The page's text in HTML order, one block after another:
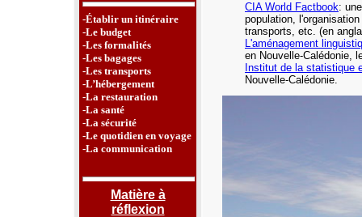
-Établir un itinéraire
-Le budget
-Les formalités
-Les bagages
-Les transports
-L’hébergement
-La restauration
-La santé
-La sécurité
-Le quotidien en voyage
-La communication
Matière à
réflexion
CIA World Factbook:
population,
transports, etc. (en
L'aménagement
en Nouvelle-Calédonie,
Institut de la statistique
Nouvelle-Calédonie.